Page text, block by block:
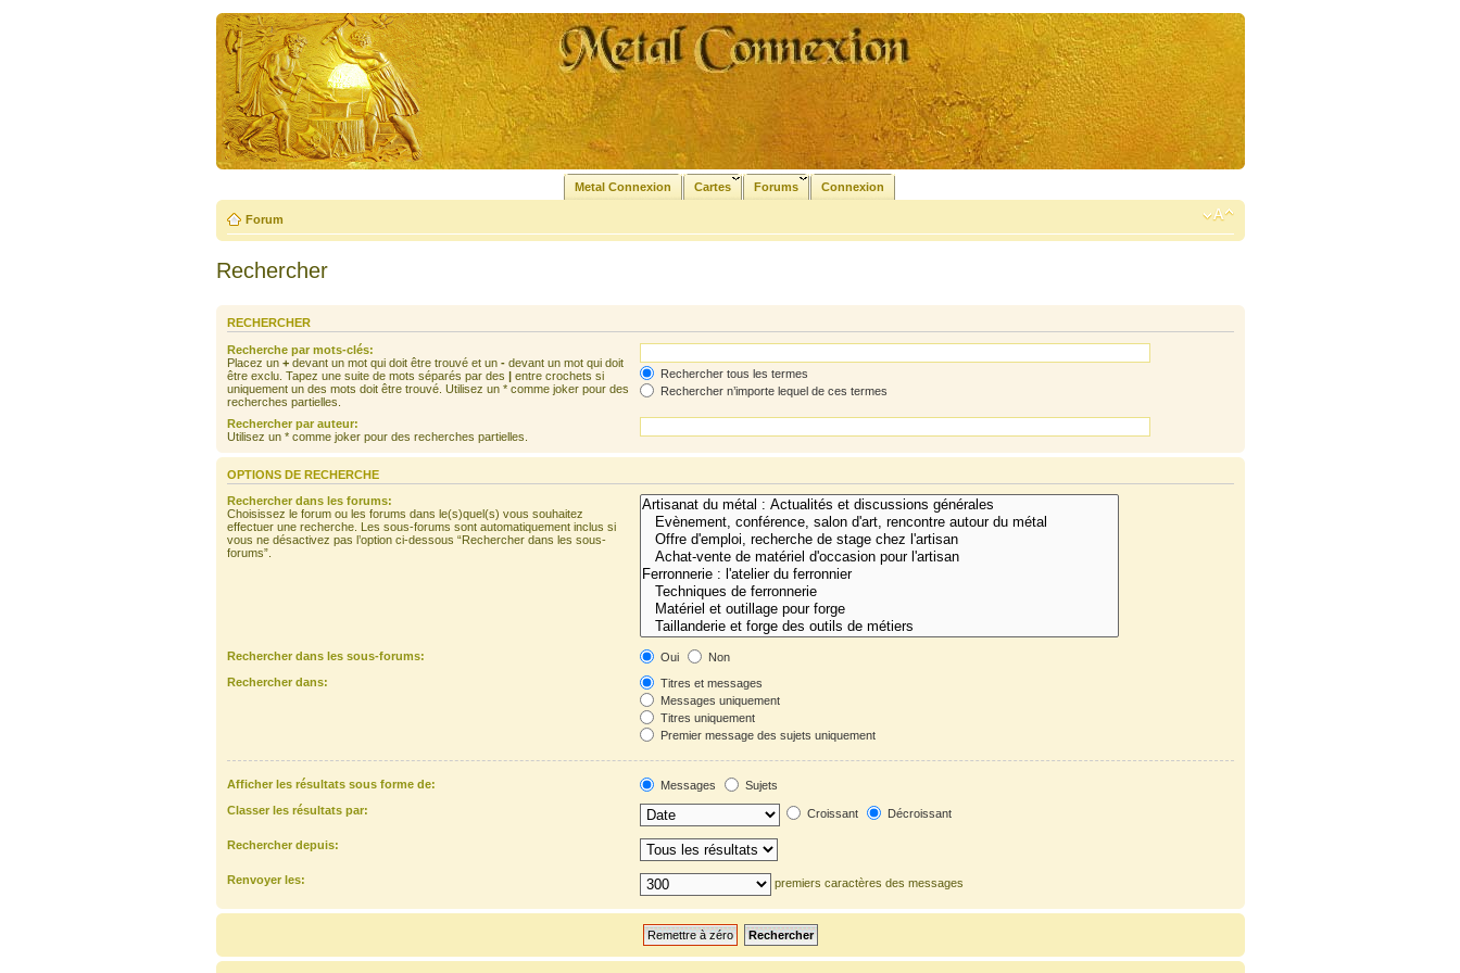
Metal Connexion Cartes Forums Connexion
Forum
Rechercher
RECHERCHER
Recherche par mots-clés:
Placez un +devant un mot qui doit être trouvé et un -devant un mot qui doit
être exclu. Tapez une suite de mots séparés par des |entre crochets si
uniquement un des mots doit être trouvé. Utilisez un * comme joker pour des
recherches partielles.
Rechercher tous les termes
Rechercher n’importe lequel de ces termes
Rechercher par auteur:
Utilisez un * comme joker pour des recherches partielles.
OPTIONS DE RECHERCHE
Rechercher dans les forums:
Choisissez le forum ou les forums dans le(s)quel(s) vous souhaitez
effectuer une recherche. Les sous-forums sont automatiquement inclus si
vous ne désactivez pas l’option ci-dessous “Rechercher dans les sous-
forums”.
Rechercher dans les sous-forums: Oui
Non
Rechercher dans:
Titres et messages
Messages uniquement
Titres uniquement
Premier message des sujets uniquement
Afficher les résultats sous forme de: Messages
Sujets
Classer les résultats par:
Croissant Décroissant
Rechercher depuis:
Renvoyer les: premiers caractères des messages